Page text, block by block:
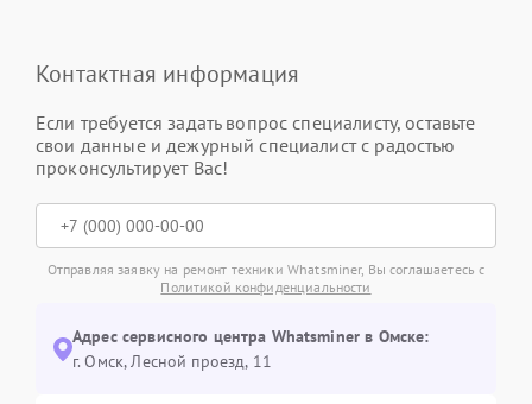
Контактная информация
Если требуется задать вопрос специалисту, оставьте
свои данные и дежурный специалист с радостью
проконсультирует Вас!
Отправляя заявку на ремонт техники Whatsminer, Вы соглашаетесь с
Политикой конфиденциальности
Адрес сервисного центра Whatsminer в Омске:
г. Омск, ​Лесной проезд, 11